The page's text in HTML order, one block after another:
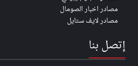
مصادر اخبار الصومال
مصادر لايف ستايل
إتصل بنا